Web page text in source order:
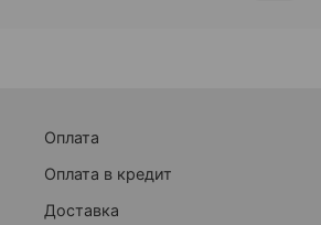
Оплата
Оплата в кредит
Доставка